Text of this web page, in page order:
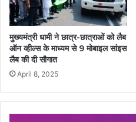
मुख्यमंत्री धामी ने छात्र-छात्राओं को लैब
ऑन व्हील्स के माध्यम से 9 मोबाइल सांइस
लैब की दी सौगात
April 8, 2025